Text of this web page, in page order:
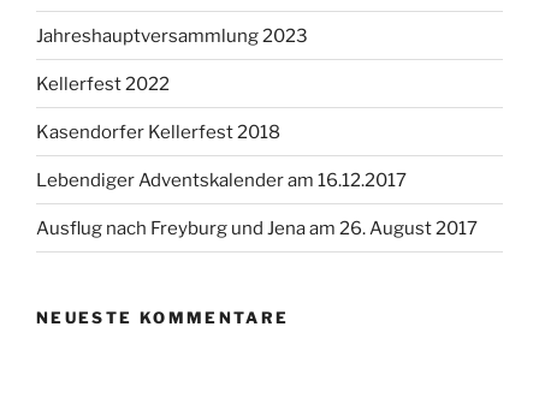
Jahreshauptversammlung 2023
Kellerfest 2022
Kasendorfer Kellerfest 2018
Lebendiger Adventskalender am 16.12.2017
Ausflug nach Freyburg und Jena am 26. August 2017
NEUESTE KOMMENTARE